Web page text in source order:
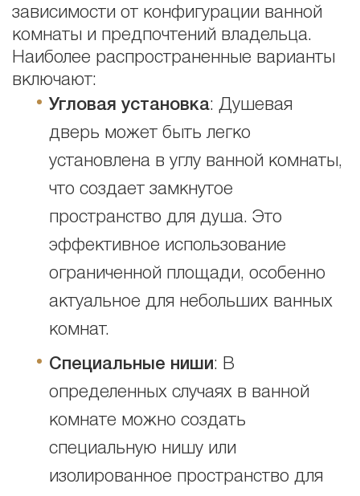
зависимости от конфигурации ванной
комнаты и предпочтений владельца.
Наиболее распространенные варианты
включают:
Угловая установка: Душевая
дверь может быть легко
установлена в углу ванной комнаты,
что создает замкнутое
пространство для душа. Это
эффективное использование
ограниченной площади, особенно
актуальное для небольших ванных
комнат.
Специальные ниши: В
определенных случаях в ванной
комнате можно создать
специальную нишу или
изолированное пространство для